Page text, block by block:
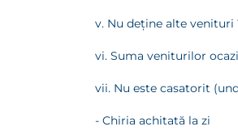
v. Nu deţine alte venituri
vi. Suma veniturilor
vii. Nu este casatorit
- Chiria achitată la zi